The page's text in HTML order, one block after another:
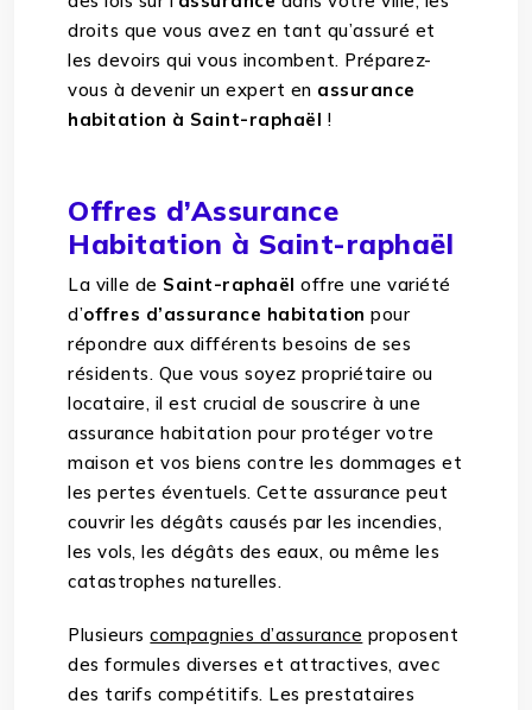
droits que vous avez en tant qu’assuré et
les devoirs qui vous incombent. Préparez-
vous à devenir un expert en assurance
habitation à Saint-raphaël !
Offres d’Assurance
Habitation à Saint-raphaël
La ville de Saint-raphaël offre une variété
d’offres d’assurance habitation pour
répondre aux différents besoins de ses
résidents. Que vous soyez propriétaire ou
locataire, il est crucial de souscrire à une
assurance habitation pour protéger votre
maison et vos biens contre les dommages et
les pertes éventuels. Cette assurance peut
couvrir les dégâts causés par les incendies,
les vols, les dégâts des eaux, ou même les
catastrophes naturelles.
Plusieurscompagnies d’assurance proposent
des formules diverses et attractives, avec
des tarifs compétitifs. Les prestataires